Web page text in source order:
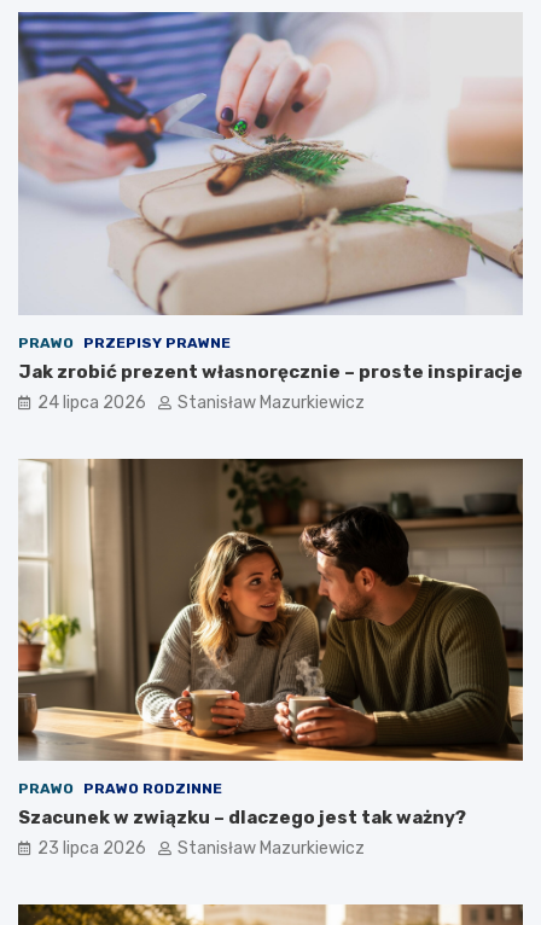
PRAWO PRZEPISY PRAWNE
Jak zrobić prezent własnoręcznie – proste inspiracje
24 lipca 2026 Stanisław Mazurkiewicz
PRAWO PRAWO RODZINNE
Szacunek w związku – dlaczego jest tak ważny?
23 lipca 2026 Stanisław Mazurkiewicz